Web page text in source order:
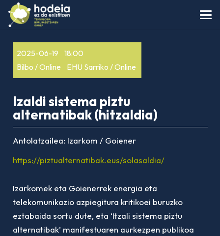
2025-06-19
18:00
Bilbo / Online
EHU Sarriko / Online
Izaldi sistema piztu
alternatibak (hitzaldia)
Antolatzailea: Izarkom / Goiener
https://piztualternatibak.eus/solasaldia/
Izarkomek eta Goienerrek energia eta
telekomunikazio azpiegitura kritikoei buruzko
eztabaida sortu dute, eta ‘Itzali sistema piztu
alternatibak’ manifestuaren aurkezpen publikoa